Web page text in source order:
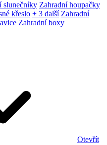
slunečníky Zahradní houpačky
křeslo + 3 další Zahradní
Zahradní boxy
Otevřít